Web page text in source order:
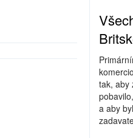
tak, aby
a aby